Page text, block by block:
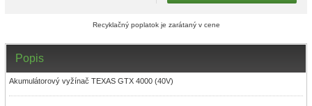
Recyklačný poplatok je zarátaný v cene
Popis
Akumulátorový vyžínač TEXAS GTX 4000 (40V)